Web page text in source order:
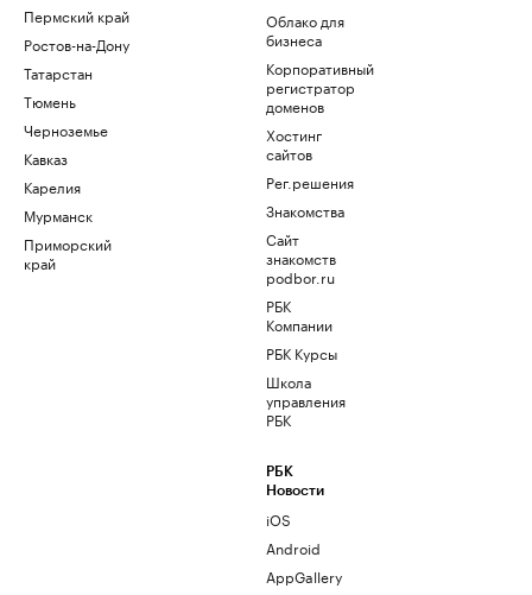
Пермский край
Ростов-на-Дону
Татарстан
Тюмень
Черноземье
Кавказ
Карелия
Мурманск
Приморский
край
Облако для
бизнеса
Корпоративный
регистратор
доменов
Хостинг
сайтов
Рег.решения
Знакомства
Сайт
знакомств
podbor.ru
РБК
Компании
РБК Курсы
Школа
управления
РБК
РБК
Новости
iOS
Android
AppGallery